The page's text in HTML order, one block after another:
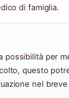
di famiglia.
possibilità per
questo
nel